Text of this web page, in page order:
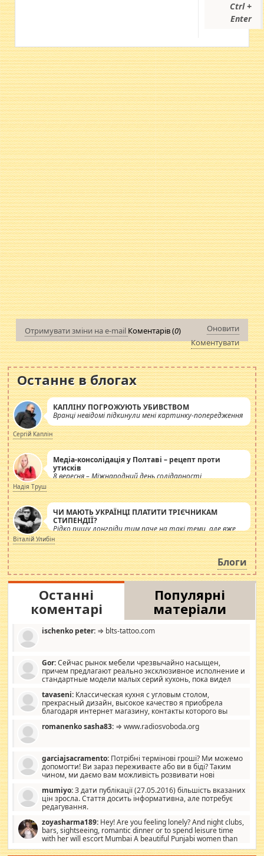
Ctrl +
Enter
Отримувати зміни на e-mail Коментарів (0)
Оновити
Коментувати
Останнє в блогах
КАПЛІНУ ПОГРОЖУЮТЬ УБИВСТВОМ
Вранці невідомі підкинули мені картинку-попередження
Сергій Каплін
Медіа-консолідація у Полтаві – рецепт проти
утисків
8 вересня – Міжнародний день солідарності
журналістів.
Надія Труш
ЧИ МАЮТЬ УКРАЇНЦІ ПЛАТИТИ ТРІЄЧНИКАМ
СТИПЕНДІЇ?
Рідко пишу лонгріди тим паче на такі теми, але вже
просто дістало! Обурюють сьогоднішні інсенуації
навколо стипендіального питання. Штучно
роздувається ще одна соціальна катастрофа.
Віталій Улибін
Блоги
Останні
коментарі
Популярні
матеріали
ischenko peter: ⇒ blts-tattoo.com
Gor:Сейчас рынок мебели чрезвычайно насыщен,
причем предлагают реально эксклюзивное исполнение и
стандартные модели малых серий кухонь, пока видел
стандартные формы, в MebelOk, креативненько и что главное -
со вкусом все в порядке, без ненужных наворотов удорожающих
мебель, а это не последний фактор.
tavaseni: Классическая кухня с угловым столом,
прекрасный дизайн, высокое качество я приобрела
благодаря интернет магазину, контакты которого вы
romanenko sasha83: ⇒ www.radiosvoboda.org
garciajsacramento: Потрібні термінові гроші? Ми можемо
допомогти! Ви зараз переживаєте або ви в біді? Таким
чином, ми даємо вам можливість розвивати нові
допомагати людям, які намагаються дати їм шанс. Кожен
заслуговує на другий шанс, і, оскільки влада не зможе, вони
повинні приймати від інших. Для нас нема багато суми, і зрілість
витрат, а тільки узгоджених сум і нічого іншого. Не чекайте і не
коментуйте цей пост. Введіть суму, яку ви хочете подати, і ми
зв'яжемося з вами з усіма варіантами. зв'яжіться з нами
сьогодні на garciajsacramento@gmail.com Вам потрібні термінові
mumiyo:З дати публікації (27.05.2016) більшість вказаних
цін зросла. Стаття досить інформативна, але потребує
редагування.
zoyasharma189: Hey! Are you feeling lonely? And night clubs,
bars, sightseeing, romantic dinner or to spend leisure time
with her will escort Mumbai A beautiful Punjabi women than
sexy escort companion in arms that you guys feel like 5 star luxury